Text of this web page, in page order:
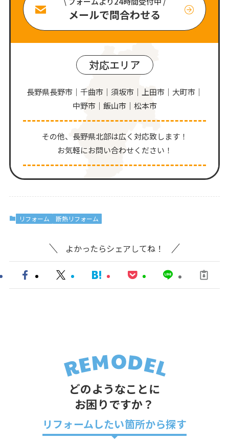
メールで問合わせる
対応エリア
長野県長野市｜千曲市｜須坂市｜上田市｜大町市｜
中野市｜飯山市｜松本市
その他、⻑野県北部は広く対応致します！
お気軽にお問い合わせください！
リフォーム 断熱リフォーム
よかったらシェアしてね！
どのようなことに
お困りですか？
リフォームしたい箇所から探す